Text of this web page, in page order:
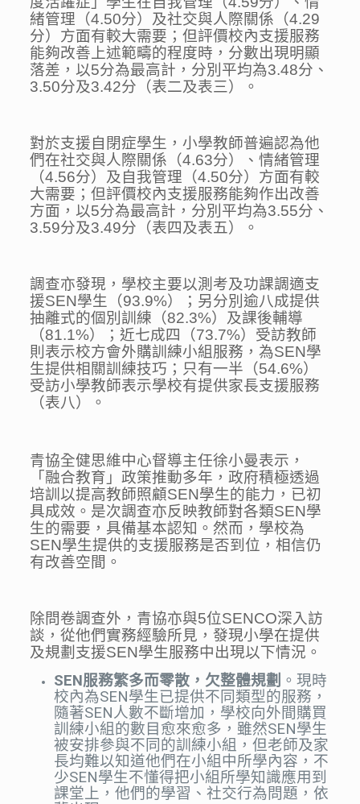
緒管理（4.50分）及社交與人際關係（4.29
分）方面有較大需要；但評價校內支援服務
能夠改善上述範疇的程度時，分數出現明顯
落差，以5分為最高計，分別平均為3.48分、
3.50分及3.42分（表二及表三）。
對於支援自閉症學生，小學教師普遍認為他
們在社交與人際關係（4.63分）、情緒管理
（4.56分）及自我管理（4.50分）方面有較
大需要；但評價校內支援服務能夠作出改善
方面，以5分為最高計，分別平均為3.55分、
3.59分及3.49分（表四及表五）。
調查亦發現，學校主要以測考及功課調適支
援SEN學生（93.9%）；另分別逾八成提供
抽離式的個別訓練（82.3%）及課後輔導
（81.1%）；近七成四（73.7%）受訪教師
則表示校方會外購訓練小組服務，為SEN學
生提供相關訓練技巧；只有一半（54.6%）
受訪小學教師表示學校有提供家長支援服務
（表八）。
青協全健思維中心督導主任徐小曼表示，
「融合教育」政策推動多年，政府積極透過
培訓以提高教師照顧SEN學生的能力，已初
具成效。是次調查亦反映教師對各類SEN學
生的需要，具備基本認知。然而，學校為
SEN學生提供的支援服務是否到位，相信仍
有改善空間。
除問卷調查外，青協亦與5位SENCO深入訪
談，從他們實務經驗所見，發現小學在提供
及規劃支援SEN學生服務中出現以下情況。
SEN服務繁多而零散，欠整體規劃 。現時
校內為SEN學生已提供不同類型的服務，
隨著SEN人數不斷增加，學校向外間購買
訓練小組的數目愈來愈多，雖然SEN學生
被安排參與不同的訓練小組，但老師及家
長均難以知道他們在小組中所學內容，不
少SEN學生不懂得把小組所學知識應用到
課堂上，他們的學習、社交行為問題，依